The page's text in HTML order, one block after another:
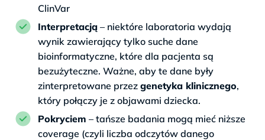
ClinVar
Interpretacją – niektóre laboratoria wydają
wynik zawierający tylko suche dane
bioinformatyczne, które dla pacjenta są
bezużyteczne. Ważne, aby te dane były
zinterpretowane przez genetyka klinicznego,
który połączy je z objawami dziecka.
Pokryciem – tańsze badania mogą mieć niższe
coverage (czyli liczba odczytów danego